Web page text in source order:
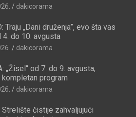
dakicorama
Traju „Dani druženja”, evo šta vas
4. do 10. avgusta
dakicorama
„Žisel“ od 7. do 9. avgusta,
program
dakicorama
Strelište čistije zahvaljujući